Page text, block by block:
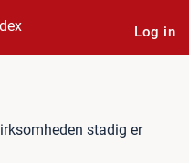
Log in
stadig er